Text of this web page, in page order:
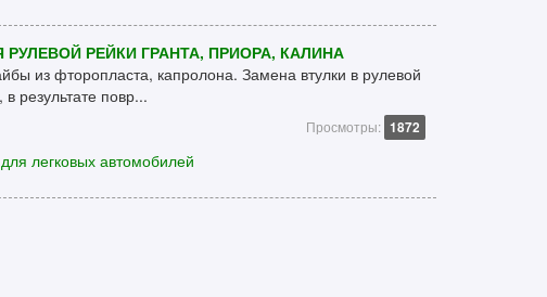
РЕЙКИ ГРАНТА, ПРИОРА, КАЛИНА
из фторопласта, капролона. Замена втулки в рулевой
в результате повр...
Просмотры: 1872
легковых автомобилей